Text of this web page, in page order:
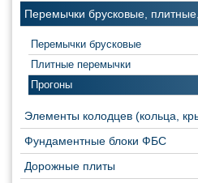
Перемычки брусковые,
Перемычки брусковые
Плитные перемычки
Прогоны
Элементы колодцев (кольца,
Фундаментные блоки ФБС
Дорожные плиты